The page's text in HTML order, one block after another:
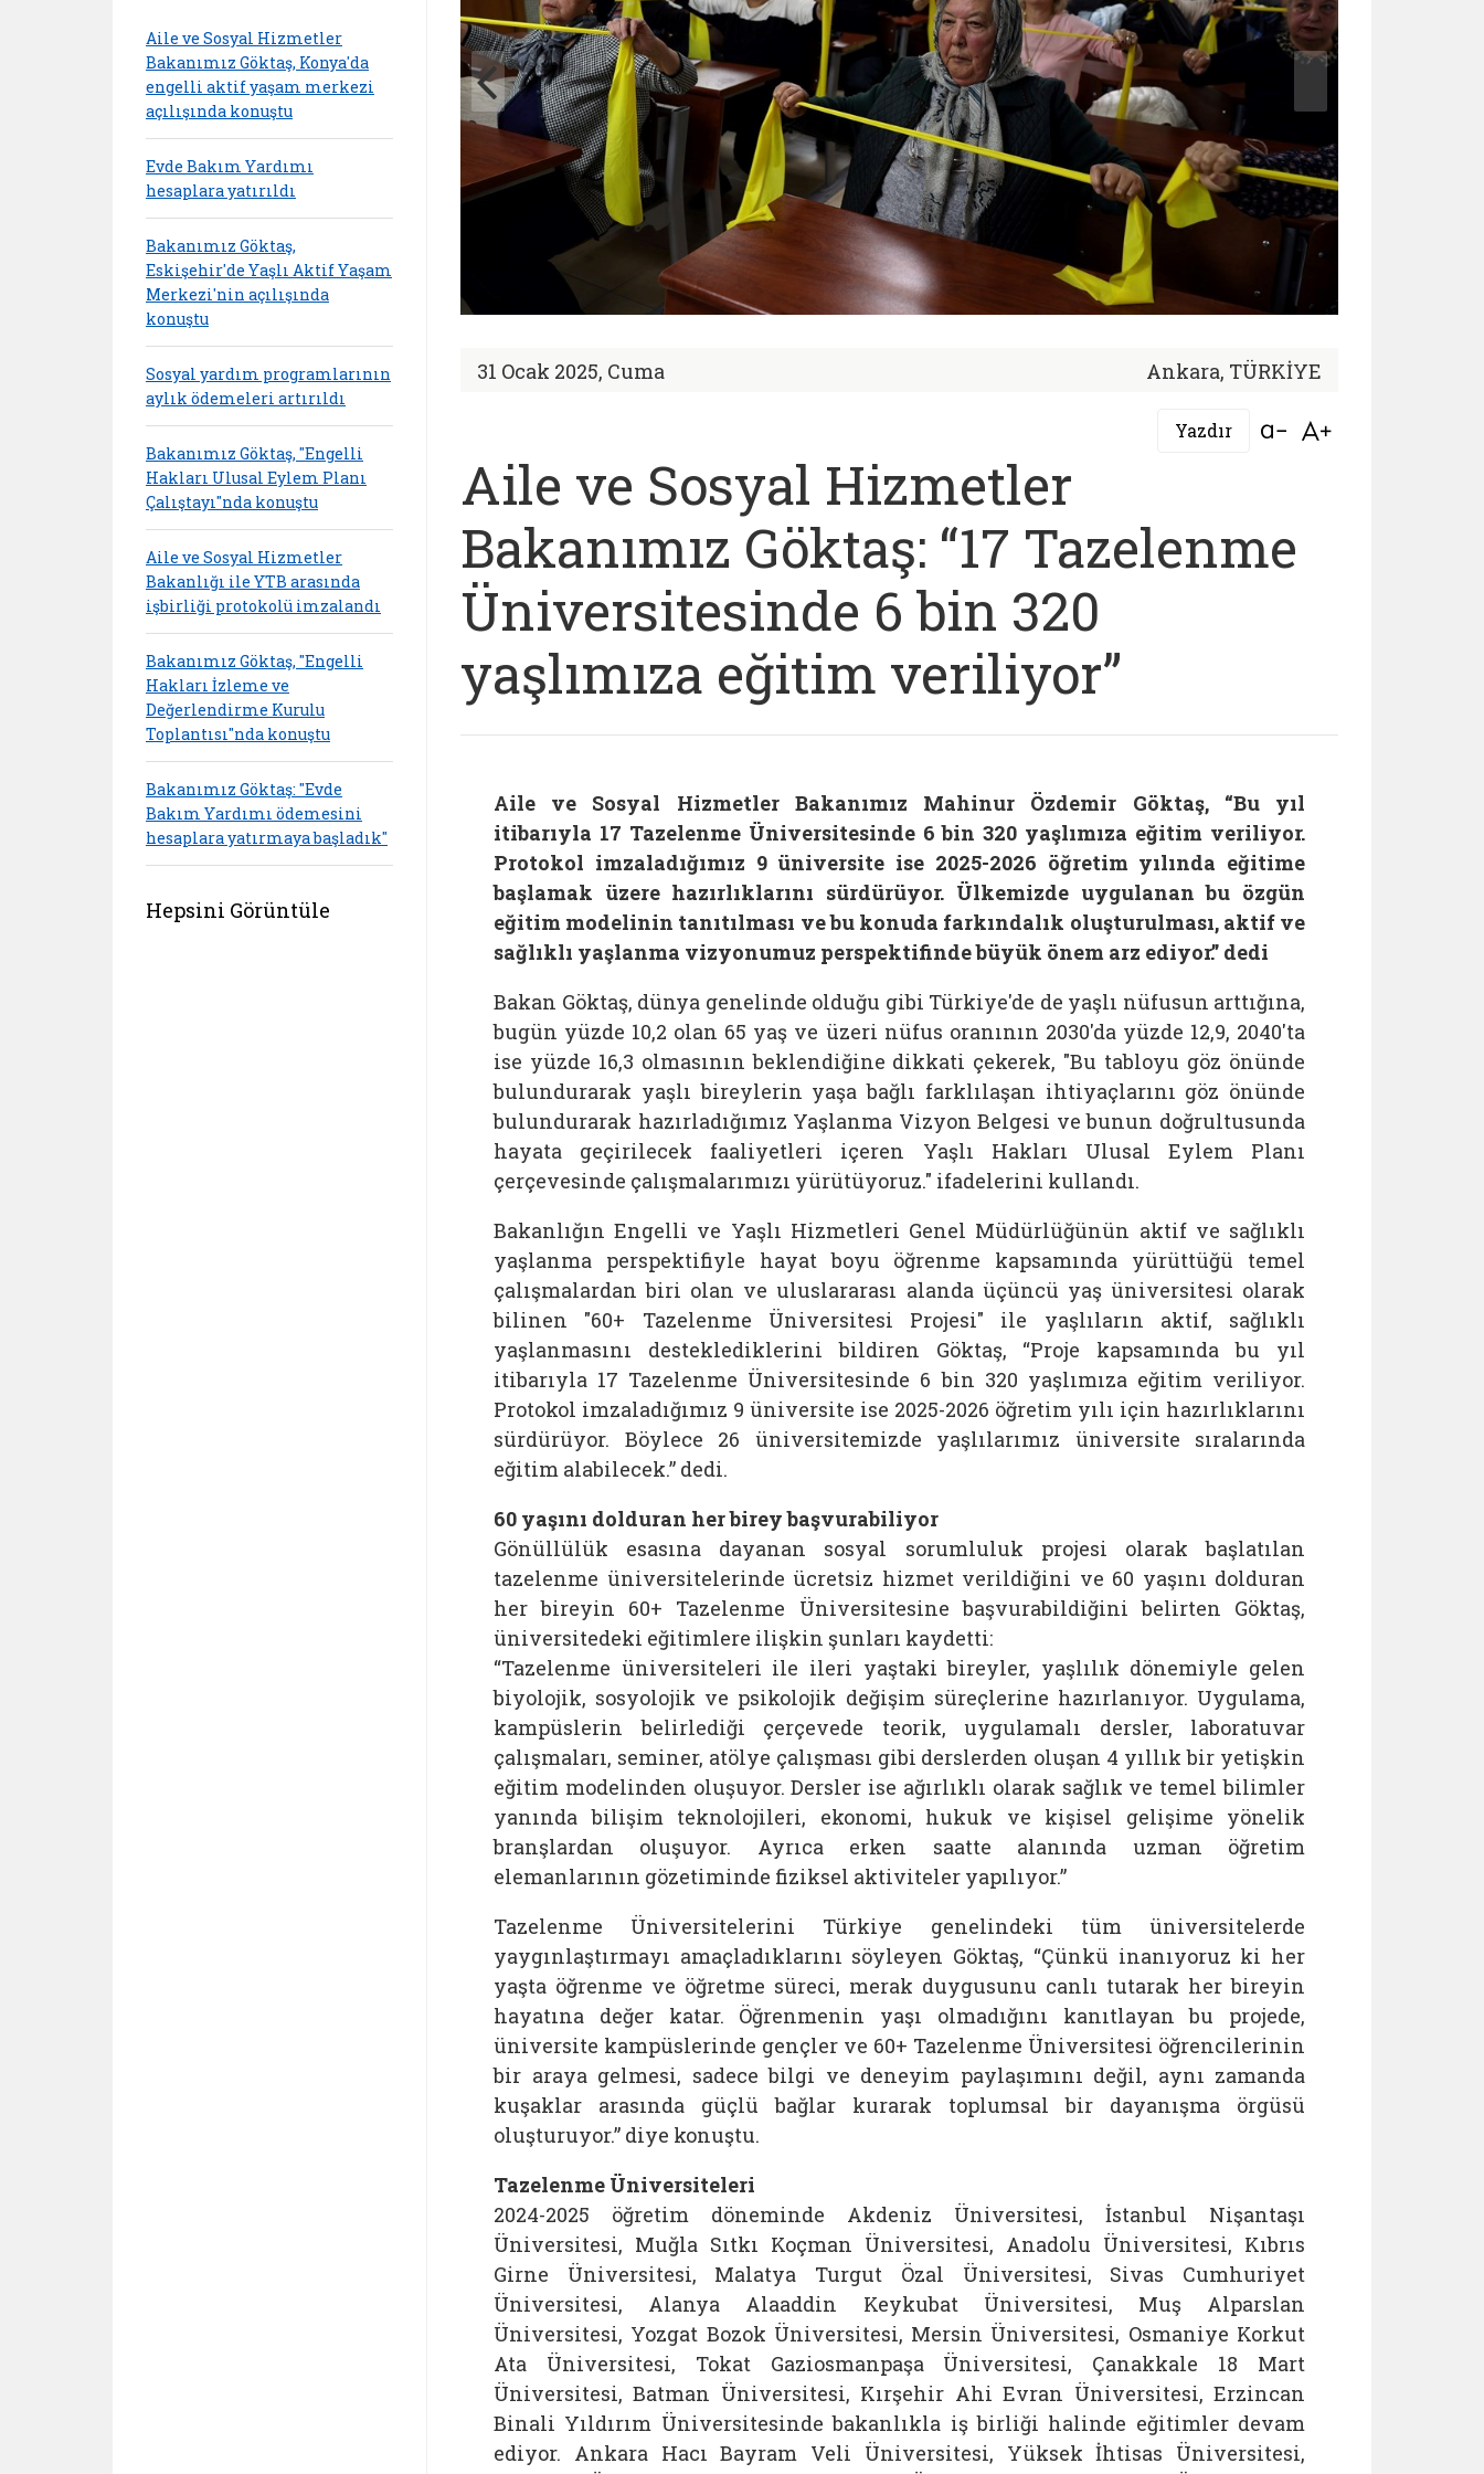
31 Ocak 2025, Cuma Ankara, TÜRKİYE
Yazdır Bağlantıyı aç
Aile ve Sosyal Hizmetler
Bakanımız Göktaş: “17 Tazelenme
Üniversitesinde 6 bin 320
yaşlımıza eğitim veriliyor”
Aile ve Sosyal Hizmetler Bakanımız Mahinur Özdemir Göktaş, “Bu yıl
itibarıyla 17 Tazelenme Üniversitesinde 6 bin 320 yaşlımıza eğitim veriliyor.
Protokol imzaladığımız 9 üniversite ise 2025-2026 öğretim yılında eğitime
başlamak üzere hazırlıklarını sürdürüyor. Ülkemizde uygulanan bu özgün
eğitim modelinin tanıtılması ve bu konuda farkındalık oluşturulması, aktif ve
sağlıklı yaşlanma vizyonumuz perspektifinde büyük önem arz ediyor.” dedi
Bakan Göktaş, dünya genelinde olduğu gibi Türkiye'de de yaşlı nüfusun arttığına,
bugün yüzde 10,2 olan 65 yaş ve üzeri nüfus oranının 2030'da yüzde 12,9, 2040'ta
ise yüzde 16,3 olmasının beklendiğine dikkati çekerek, "Bu tabloyu göz önünde
bulundurarak yaşlı bireylerin yaşa bağlı farklılaşan ihtiyaçlarını göz önünde
bulundurarak hazırladığımız Yaşlanma Vizyon Belgesi ve bunun doğrultusunda
hayata geçirilecek faaliyetleri içeren Yaşlı Hakları Ulusal Eylem Planı
çerçevesinde çalışmalarımızı yürütüyoruz." ifadelerini kullandı.
Bakanlığın Engelli ve Yaşlı Hizmetleri Genel Müdürlüğünün aktif ve sağlıklı
yaşlanma perspektifiyle hayat boyu öğrenme kapsamında yürüttüğü temel
çalışmalardan biri olan ve uluslararası alanda üçüncü yaş üniversitesi olarak
bilinen "60+ Tazelenme Üniversitesi Projesi" ile yaşlıların aktif, sağlıklı
yaşlanmasını desteklediklerini bildiren Göktaş, “Proje kapsamında bu yıl
itibarıyla 17 Tazelenme Üniversitesinde 6 bin 320 yaşlımıza eğitim veriliyor.
Protokol imzaladığımız 9 üniversite ise 2025-2026 öğretim yılı için hazırlıklarını
sürdürüyor. Böylece 26 üniversitemizde yaşlılarımız üniversite sıralarında
eğitim alabilecek.” dedi.
60 yaşını dolduran her birey başvurabiliyor
Gönüllülük esasına dayanan sosyal sorumluluk projesi olarak başlatılan
tazelenme üniversitelerinde ücretsiz hizmet verildiğini ve 60 yaşını dolduran
her bireyin 60+ Tazelenme Üniversitesine başvurabildiğini belirten Göktaş,
üniversitedeki eğitimlere ilişkin şunları kaydetti:
“Tazelenme üniversiteleri ile ileri yaştaki bireyler, yaşlılık dönemiyle gelen
biyolojik, sosyolojik ve psikolojik değişim süreçlerine hazırlanıyor. Uygulama,
kampüslerin belirlediği çerçevede teorik, uygulamalı dersler, laboratuvar
çalışmaları, seminer, atölye çalışması gibi derslerden oluşan 4 yıllık bir yetişkin
eğitim modelinden oluşuyor. Dersler ise ağırlıklı olarak sağlık ve temel bilimler
yanında bilişim teknolojileri, ekonomi, hukuk ve kişisel gelişime yönelik
branşlardan oluşuyor. Ayrıca erken saatte alanında uzman öğretim
elemanlarının gözetiminde fiziksel aktiviteler yapılıyor.”
Tazelenme Üniversitelerini Türkiye genelindeki tüm üniversitelerde
yaygınlaştırmayı amaçladıklarını söyleyen Göktaş, “Çünkü inanıyoruz ki her
yaşta öğrenme ve öğretme süreci, merak duygusunu canlı tutarak her bireyin
hayatına değer katar. Öğrenmenin yaşı olmadığını kanıtlayan bu projede,
üniversite kampüslerinde gençler ve 60+ Tazelenme Üniversitesi öğrencilerinin
bir araya gelmesi, sadece bilgi ve deneyim paylaşımını değil, aynı zamanda
kuşaklar arasında güçlü bağlar kurarak toplumsal bir dayanışma örgüsü
oluşturuyor.” diye konuştu.
Tazelenme Üniversiteleri
2024-2025 öğretim döneminde Akdeniz Üniversitesi, İstanbul Nişantaşı
Üniversitesi, Muğla Sıtkı Koçman Üniversitesi, Anadolu Üniversitesi, Kıbrıs
Girne Üniversitesi, Malatya Turgut Özal Üniversitesi, Sivas Cumhuriyet
Üniversitesi, Alanya Alaaddin Keykubat Üniversitesi, Muş Alparslan
Üniversitesi, Yozgat Bozok Üniversitesi, Mersin Üniversitesi, Osmaniye Korkut
Ata Üniversitesi, Tokat Gaziosmanpaşa Üniversitesi, Çanakkale 18 Mart
Üniversitesi, Batman Üniversitesi, Kırşehir Ahi Evran Üniversitesi, Erzincan
Binali Yıldırım Üniversitesinde bakanlıkla iş birliği halinde eğitimler devam
ediyor. Ankara Hacı Bayram Veli Üniversitesi, Yüksek İhtisas Üniversitesi,
Aile ve Sosyal Hizmetler
Bakanımız Göktaş, Konya'da
engelli aktif yaşam merkezi
açılışında konuştu
Evde Bakım Yardımı
hesaplara yatırıldı
Bakanımız Göktaş,
Eskişehir'de Yaşlı Aktif Yaşam
Merkezi'nin açılışında
konuştu
Sosyal yardım programlarının
aylık ödemeleri artırıldı
Bakanımız Göktaş, "Engelli
Hakları Ulusal Eylem Planı
Çalıştayı"nda konuştu
Aile ve Sosyal Hizmetler
Bakanlığı ile YTB arasında
işbirliği protokolü imzalandı
Bakanımız Göktaş, "Engelli
Hakları İzleme ve
Değerlendirme Kurulu
Toplantısı"nda konuştu
Bakanımız Göktaş: "Evde
Bakım Yardımı ödemesini
hesaplara yatırmaya başladık"
Hepsini Görüntüle